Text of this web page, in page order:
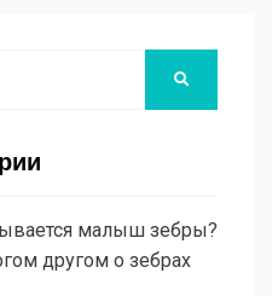
малыш зебры?
другом о зебрах